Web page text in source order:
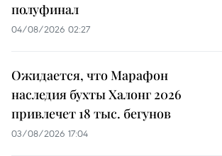
полуфинал
04/08/2026 02:27
Ожидается, что Марафон
наследия бухты Халонг 2026
привлечет 18 тыс. бегунов
03/08/2026 17:04